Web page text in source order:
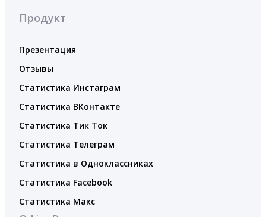
Продукт
Презентация
Отзывы
Статистика Инстаграм
Статистика ВКонтакте
Статистика Тик Ток
Статистика Телеграм
Статистика в Одноклассниках
Статистика Facebook
Статистика Макс